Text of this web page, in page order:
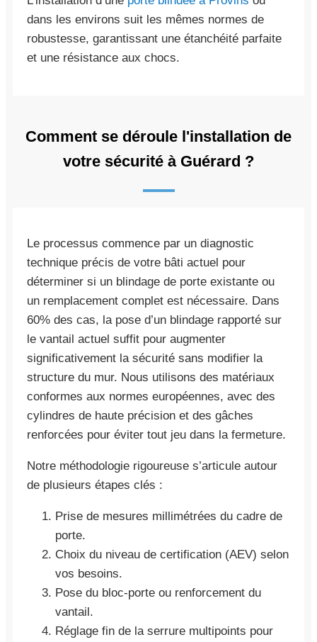
dans les environs suit les mêmes normes de
robustesse, garantissant une étanchéité parfaite
et une résistance aux chocs.
Comment se déroule l'installation de
votre sécurité à Guérard ?
Le processus commence par un diagnostic
technique précis de votre bâti actuel pour
déterminer si un blindage de porte existante ou
un remplacement complet est nécessaire. Dans
60% des cas, la pose d’un blindage rapporté sur
le vantail actuel suffit pour augmenter
significativement la sécurité sans modifier la
structure du mur. Nous utilisons des matériaux
conformes aux normes européennes, avec des
cylindres de haute précision et des gâches
renforcées pour éviter tout jeu dans la fermeture.
Notre méthodologie rigoureuse s’articule autour
de plusieurs étapes clés :
Prise de mesures millimétrées du cadre de
porte.
Choix du niveau de certification (AEV) selon
vos besoins.
Pose du bloc-porte ou renforcement du
vantail.
Réglage fin de la serrure multipoints pour